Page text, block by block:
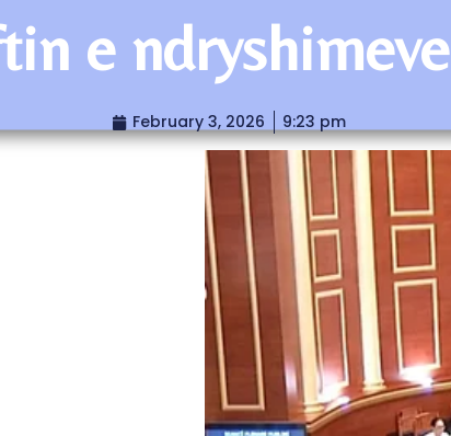
e ndryshimeve
February 3, 2026 9:23 pm